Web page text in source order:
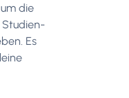
die
Studien-
Es